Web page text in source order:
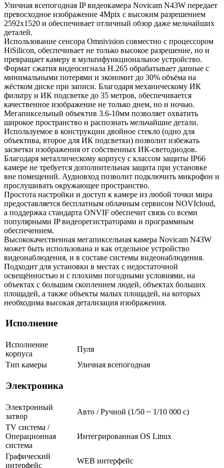
Уличная всепогодная IP видеокамера Novicam N43W передает
превосходное изображение 4Mpix с высоким разрешением
2592x1520 и обеспечивает отличный обзор даже мельчайших
деталей.
Использование сенсора Omnivision совместно с процессором
HiSilicon, обеспечивает не только высокое разрешение, но и
превращает камеру в мультифункциональное устройство.
Формат сжатия видеосигнала H.265 обрабатывает данные с
минимальными потерями и экономит до 30% объёма на
жёстком диске при записи. Благодаря механическому ИК
фильтру и ИК подсветке до 35 метров, обеспечивается
качественное изображение не только днем, но и ночью.
Мегапиксельный объектив 3.6-10мм позволяет охватить
широкое пространство и распознать мельчайшие детали.
Используемое в конструкции двойное стекло (одно для
объектива, второе для ИК подсветки) позволит избежать
засветки изображения от собственных ИК-светодиодов.
Благодаря металлическому корпусу с классом защиты IP66
камере не требуется дополнительная защита при установке
вне помещений. Аудиовход позволит подключить микрофон и
прослушивать окружающее пространство.
Простота настройки и доступ к камере из любой точки мира
предоставляется бесплатным облачным сервисом NOVIcloud,
а поддержка стандарта ONVIF обеспечит связь со всеми
популярными IP видеорегистраторами и программным
обеспечением.
Высококачественная мегапиксельная камера Novicam N43W
может быть использована и как отдельное устройство
видеонаблюдения, и в составе системы видеонаблюдения.
Подходит для установки в местах с недостаточной
освещённостью и с плохими погодными условиями, на
объектах с большим скоплением людей, объектах больших
площадей, а также объекты малых площадей, на которых
необходима высокая детализация изображения.
Исполнение
Исполнение
корпуса
Пуля
Тип камеры
Уличная всепогодная
Электроника
Электронный
затвор
Авто / Ручной (1/50 ~ 1/10 000 с)
TV система /
Операционная
система
Интегрированная OS Linux
Графический
интерфейс
WEB интерфейс